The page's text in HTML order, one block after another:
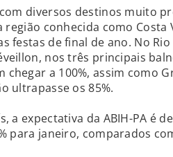
diversos destinos muito
região conhecida como Costa
festas de final de ano. No
nos três principais
chegar a 100%, assim como
ultrapasse os 85%.
a expectativa da ABIH-PA é
para janeiro, comparados